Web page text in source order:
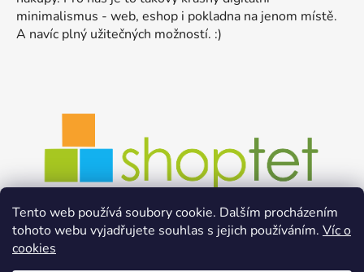
Tento web používá soubory cookie. Dalším procházením
tohoto webu vyjadřujete souhlas s jejich používáním. Víc o
cookies
minimalismus - web, eshop i pokladna na jenom místě.
A navíc plný užitečných možností. :)